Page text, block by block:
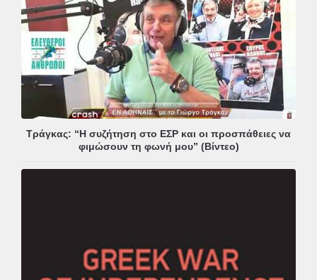
Τράγκας: “Η συζήτηση στο ΕΣΡ και οι προσπάθειες να
φιμώσουν τη φωνή μου” (Βίντεο)